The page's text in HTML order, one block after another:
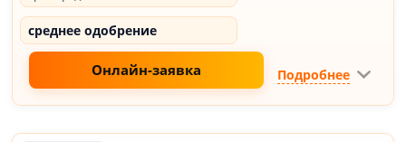
среднее одобрение
Онлайн-заявка Подробнее